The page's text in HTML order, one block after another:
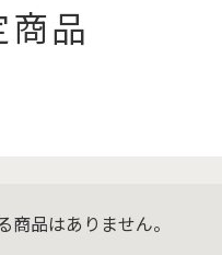
商品
品はありません。